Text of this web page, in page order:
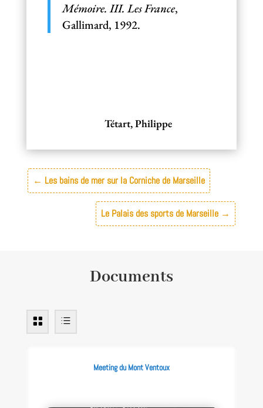
Mémoire. III. Les France,
Gallimard, 1992.
Tétart, Philippe
← Les bains de mer sur la Corniche de Marseille
Le Palais des sports de Marseille →
Documents
Meeting du Mont Ventoux